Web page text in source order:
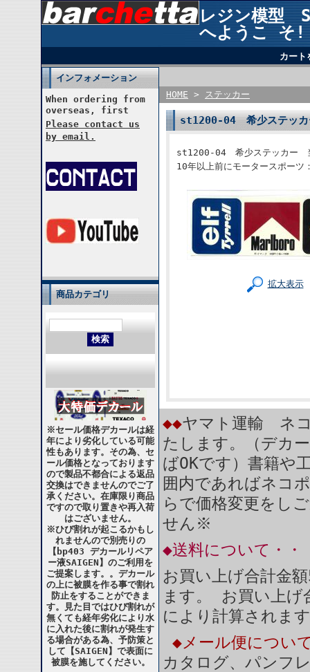
レジン模型
へようこ そ!
カート
インフォメーション
When ordering from
overseas, first
Please contact us
by email.
商品カテゴリ
※セール価格デカールは経
年により劣化している可能
性もあります。その為、セ
ール価格となっております
ので製品不都合による返品
交換はできませんのでご了
承ください。在庫限り商品
ですので取り置きや再入荷
はございません。
※ひび割れが起こるかもし
れませんので別売りの
【bp403 デカールリペア
ー液SAIGEN】のご利用を
ご提案します。。デカール
の上に被膜を作る事で割れ
防止をすることができま
す。見た目ではひび割れが
無くても経年劣化により水
に入れた後に割れが発生す
る場合がある為、予防策と
して【SAIGEN】で表面に
被膜を施してください。
HOME > ステッカー
st1200-04 希少ステッカ
st1200-04 希少ステッカー
10年以上前にモータースポーツ
拡大表示
◆◆ヤマト運輸 ネ
たします。（デカ
ばOKです）書籍や
囲内であればネコ
らで価格変更をし
せん※
◆送料について・・
お買い上げ合計金
ます。 お買い上
により計算されま
◆メール便につい
カタログ、パンフ